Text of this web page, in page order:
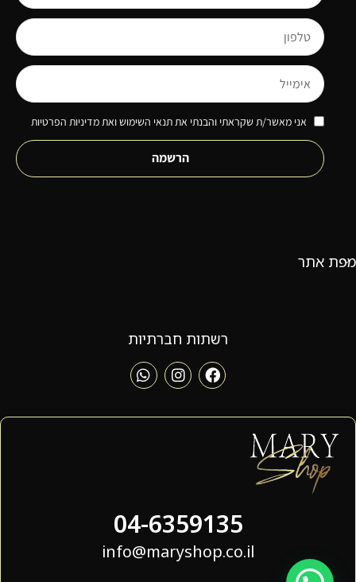
אני מאשר/ת שקראתי והבנתי את תנאי השימוש ואת מדיניות הפרטיות
הרשמה
מפת אתר
רשתות חברתיות
04-6359135
info@maryshop.co.il